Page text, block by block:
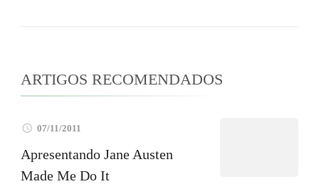
ARTIGOS RECOMENDADOS
07/11/2011
Apresentando Jane Austen
Made Me Do It